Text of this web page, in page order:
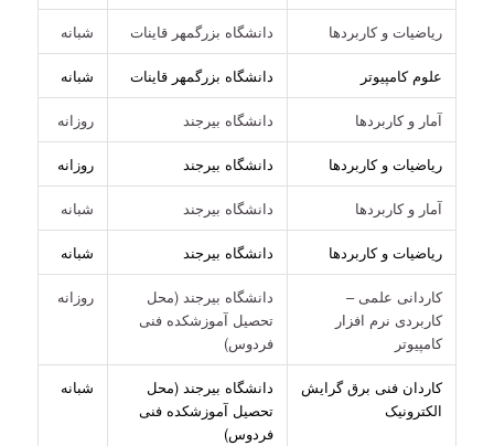
ریاضیات و کاربردها دانشگاه بزرگمهر قاینات شبانه
علوم کامپیوتر دانشگاه بزرگمهر قاینات شبانه
آمار و کاربردها دانشگاه بیرجند روزانه
ریاضیات و کاربردها دانشگاه بیرجند روزانه
آمار و کاربردها دانشگاه بیرجند شبانه
ریاضیات و کاربردها دانشگاه بیرجند شبانه
کاردانی علمی –
کاربردی نرم افزار
کامپیوتر
دانشگاه بیرجند (محل
تحصیل آموزشکده فنی
فردوس)
روزانه
کاردان فنی برق گرایش
الکترونیک
دانشگاه بیرجند (محل
تحصیل آموزشکده فنی
فردوس)
شبانه